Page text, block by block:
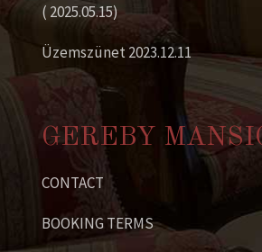
( 2025.05.15)
Üzemszünet 2023.12.11
GEREBY
CONTACT
BOOKING TERMS